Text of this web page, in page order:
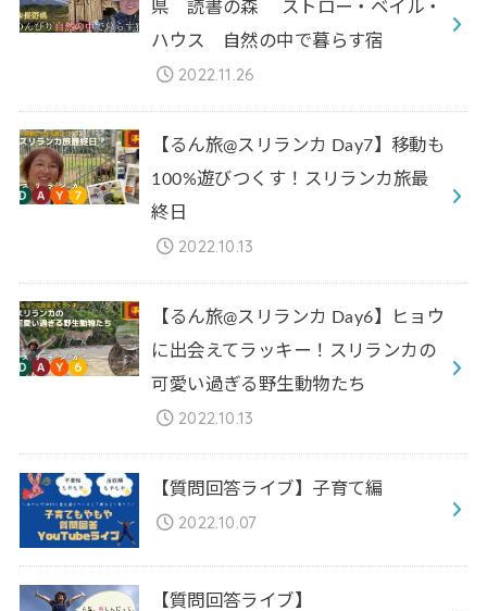
県 読書の森 ストロー・ベイル・
ハウス 自然の中で暮らす宿
2022.11.26
【るん旅@スリランカ Day7】移動も
100%遊びつくす！スリランカ旅最
終日
2022.10.13
【るん旅@スリランカ Day6】ヒョウ
に出会えてラッキー！スリランカの
可愛い過ぎる野生動物たち
2022.10.13
【質問回答ライブ】子育て編
2022.10.07
【質問回答ライブ】